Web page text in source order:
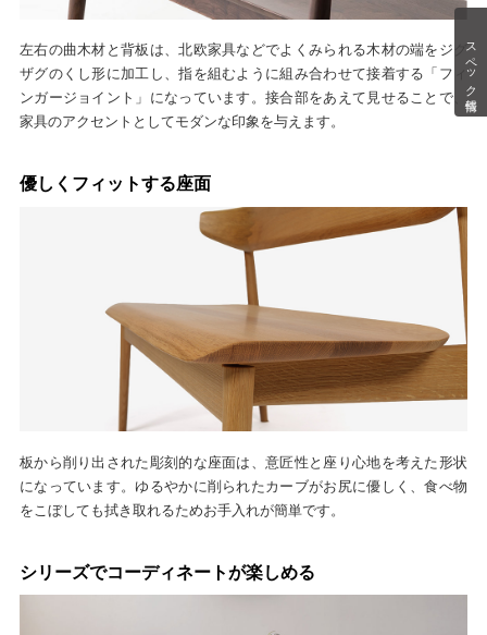
スペック情報
左右の曲木材と背板は、北欧家具などでよくみられる木材の端をジグ
ザグのくし形に加工し、指を組むように組み合わせて接着する「フィ
ンガージョイント」になっています。接合部をあえて見せることで、
家具のアクセントとしてモダンな印象を与えます。
優しくフィットする座面
板から削り出された彫刻的な座面は、意匠性と座り心地を考えた形状
になっています。ゆるやかに削られたカーブがお尻に優しく、食べ物
をこぼしても拭き取れるためお手入れが簡単です。
シリーズでコーディネートが楽しめる